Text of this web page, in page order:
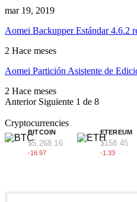
mar 19, 2019
Aomei Backupper Estándar 4.6.2
2 Hace meses
Aomei Partición Asistente de
2 Hace meses
Anterior Siguiente 1 de 8
Cryptocurrencies
BITCOIN
$5,268.16
-16.97
ETEREUM
$158.45
-1.33